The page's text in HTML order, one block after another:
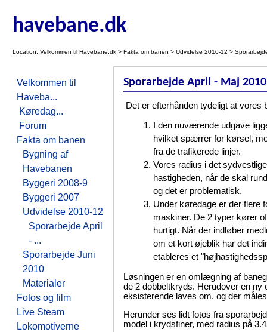
havebane.dk
Location: Velkommen til Havebane.dk > Fakta om banen > Udvidelse 2010-12 >
Velkommen til
Haveba...
Køredag...
Forum
Fakta om banen
Bygning af
Havebanen
Byggeri 2008-9
Byggeri 2007
Udvidelse 2010-12
Sporarbejde April
- ...
Sporarbejde Juni
2010
Materialer
Fotos og film
Live Steam
Lokomotiverne
Sporarbejde April - Maj 2010
Det er efterhånden tydeligt at vores
I den nuværende udgave
hvilket spærrer for kørsel,
fra de trafikerede linjer.
Vores radius i det
hastigheden, når de skal
og det er problematisk.
Under køredage er der flere
maskiner. De 2 typer kører
hurtigt. Når der indløber
om et kort øjeblik har det
etableres et
Løsningen er en omlægning af
de 2 dobbeltkryds. Herudover en
eksisterende laves om, og der
Herunder ses lidt fotos fra
model i krydsfiner, med radius på